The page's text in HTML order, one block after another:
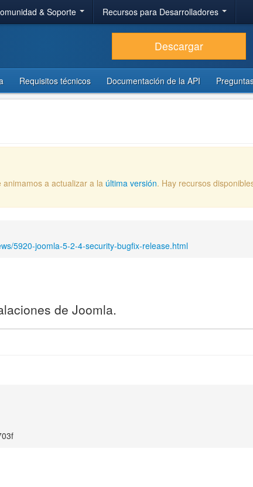
& Soporte Recursos para Desarrolladores
Descargar
Requisitos técnicos Documentación de la API
a actualizar a la última versión. Hay recursos
5920-joomla-5-2-4-security-bugfix-release.html
de Joomla.